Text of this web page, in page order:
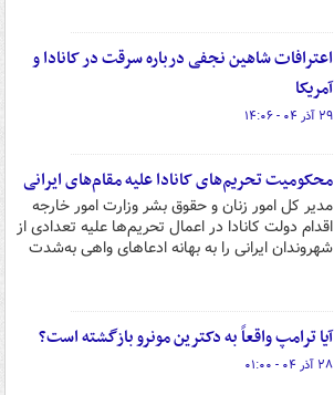
اعترافات شاهین نجفی درباره سرقت در کانادا و
آمریکا
۲۹ آذر ۰۴ - ۱۴:۰۶
محکومیت تحریم‌های کانادا علیه مقام‌های ایرانی
مدیر کل امور زنان و حقوق بشر وزارت امور خارجه
اقدام دولت کانادا در اعمال تحریم‌ها علیه تعدادی از
شهروندان ایرانی را به بهانه ادعاهای واهی به‌شدت
آیا ترامپ واقعاً به دکترین مونرو بازگشته است؟
۲۸ آذر ۰۴ - ۰۱:۰۰